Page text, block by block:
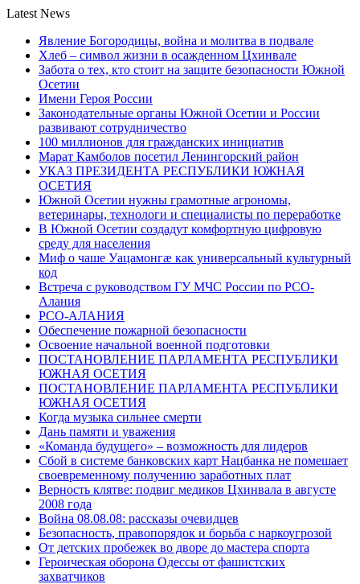
Latest News
Явление Богородицы, война и молитва в подвале
Хлеб – символ жизни в осажденном Цхинвале
Забота о тех, кто стоит на защите безопасности Южной
Осетии
Имени Героя России
Законодательные органы Южной Осетии и России
развивают сотрудничество
100 миллионов для гражданских инициатив
Марат Камболов посетил Ленингорский район
УКАЗ ПРЕЗИДЕНТА РЕСПУБЛИКИ ЮЖНАЯ
ОСЕТИЯ
Южной Осетии нужны грамотные агрономы,
ветеринары, технологи и специалисты по переработке
В Южной Осетии создадут комфортную цифровую
среду для населения
Миф о чаше Уацамонгæ как универсальный культурный
код
Встреча с руководством ГУ МЧС России по РСО-
Алания
РСО-АЛАНИЯ
Обеспечение пожарной безопасности
Освоение начальной военной подготовки
ПОСТАНОВЛЕНИЕ ПАРЛАМЕНТА РЕСПУБЛИКИ
ЮЖНАЯ ОСЕТИЯ
ПОСТАНОВЛЕНИЕ ПАРЛАМЕНТА РЕСПУБЛИКИ
ЮЖНАЯ ОСЕТИЯ
Когда музыка сильнее смерти
Дань памяти и уважения
«Команда будущего» – возможность для лидеров
Сбой в системе банковских карт Нацбанка не помешает
своевременному получению заработных плат
Верность клятве: подвиг медиков Цхинвала в августе
2008 года
Война 08.08.08: рассказы очевидцев
Безопасность, правопорядок и борьба с наркоугрозой
От детских пробежек во дворе до мастера спорта
Героическая оборона Одессы от фашистских
захватчиков